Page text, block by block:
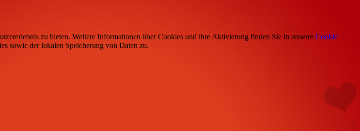
zu bieten. Weitere Informationen über Cookies und ihre Aktivierung finden Sie in unsererCookie
sowie der lokalen Speicherung von Daten zu.